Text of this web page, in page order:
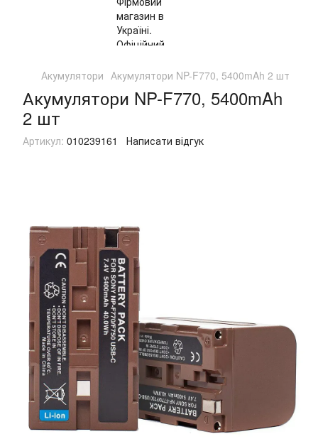
Акумулятори Акумулятори NP-F770, 5400mAh 2 шт
Акумулятори NP-F770, 5400mAh
2 шт
Артикул: 010239161 Написати відгук